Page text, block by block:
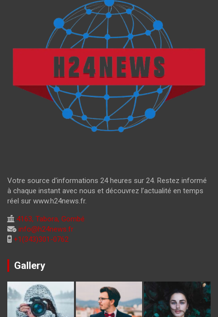
Votre source d'informations 24 heures sur 24. Restez informé
à chaque instant avec nous et découvrez l’actualité en temps
réel sur www.h24news.fr.
4163, Tabora, Gombé
info@h24news.fr
+1(343)301-0762
Gallery